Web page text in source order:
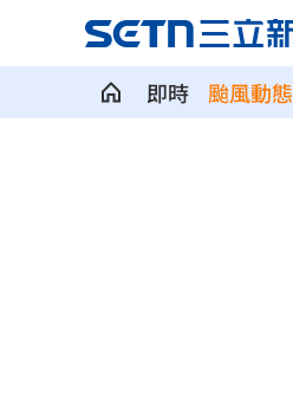
即時 颱風動態